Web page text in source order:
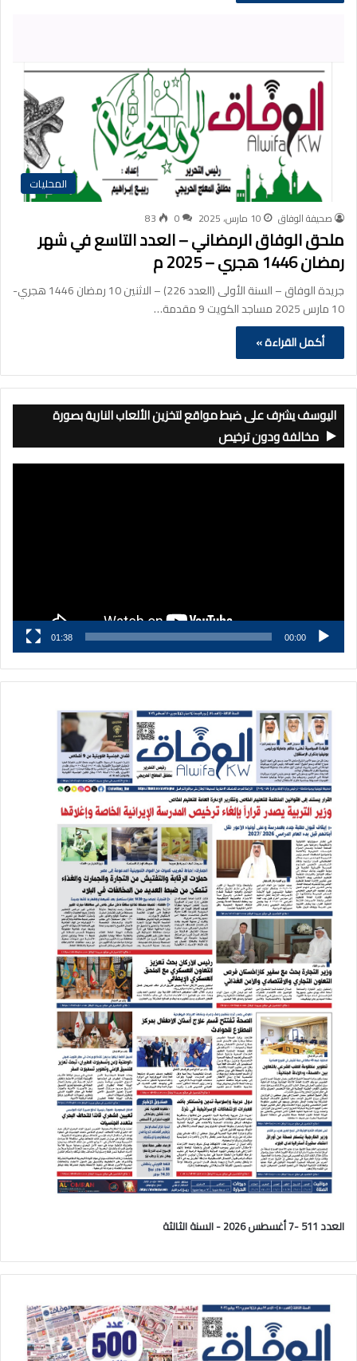
المحليات
صحيفة الوفاق 10 مارس، 2025 0
83
ملحق الوفاق الرمضاني – العدد التاسع في شهر
رمضان 1446 هجري – 2025 م
جريدة الوفاق – السنة الأولى (العدد 226) – الاثنين 10 رمضان 1446 هجري-
10 مارس 2025 مساجد الكويت 9 مقدمة…
أكمل القراءة »
اليوسف يشرف على ضبط مواقع لتخزين الألعاب النارية بصورة
مخالفة ودون ترخيص
00:00
01:38
العدد 511 -7 أغسطس 2026 - السنة الثالثة